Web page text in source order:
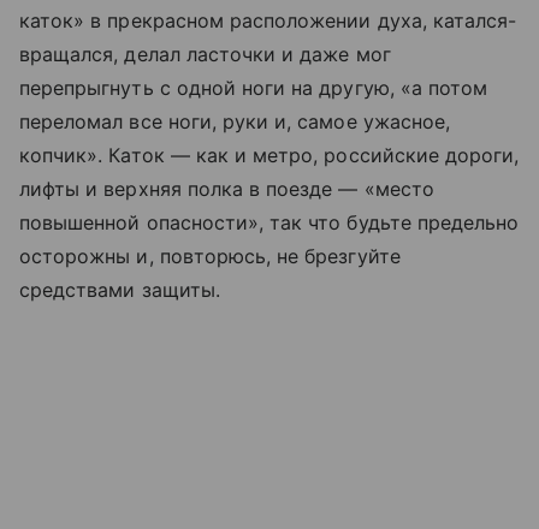
каток» в прекрасном расположении духа, катался-
вращался, делал ласточки и даже мог
перепрыгнуть с одной ноги на другую, «а потом
переломал все ноги, руки и, самое ужасное,
копчик». Каток — как и метро, российские дороги,
лифты и верхняя полка в поезде — «место
повышенной опасности», так что будьте предельно
осторожны и, повторюсь, не брезгуйте
средствами защиты.